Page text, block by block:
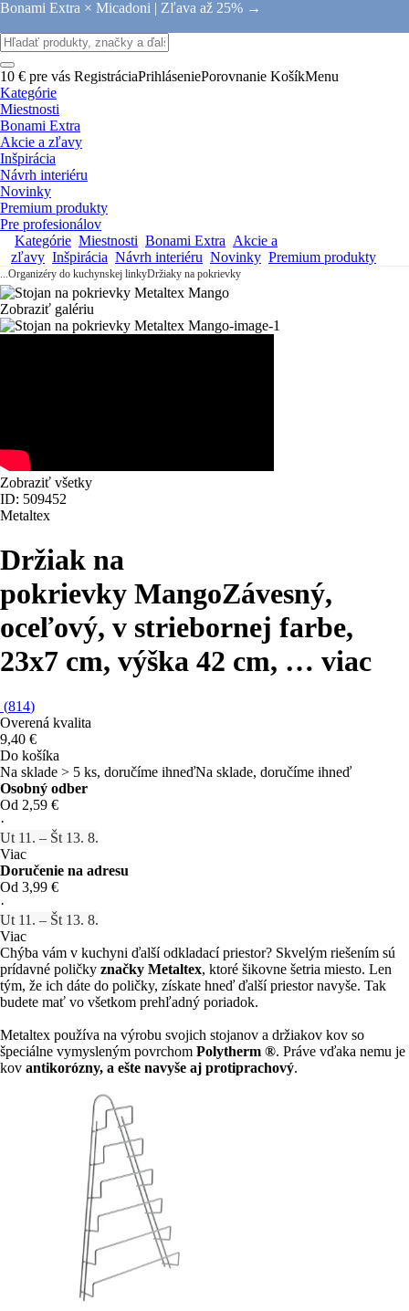
Bonami Extra × Micadoni | Zľava až 25% →
10 € pre vás RegistráciaPrihláseniePorovnanie KošíkMenu
Kategórie
Miestnosti
Bonami Extra
Akcie a zľavy
Inšpirácia
Návrh interiéru
Novinky
Premium produkty
Pre profesionálov
Kategórie Miestnosti Bonami Extra Akcie a
zľavy Inšpirácia Návrh interiéru Novinky Premium produkty
...Organizéry do kuchynskej linkyDržiaky na pokrievky
Zobraziť galériu
Zobraziť všetky
ID: 509452
Metaltex
Držiak na
pokrievky MangoZávesný,
oceľový, v striebornej farbe,
23x7 cm, výška 42 cm, … viac
(814)
Overená kvalita
9,40 €
Do košíka
Na sklade > 5 ks, doručíme ihneďNa sklade, doručíme ihneď
Osobný odber
Od 2,59 €
·
Ut 11. – Št 13. 8.
Viac
Doručenie na adresu
Od 3,99 €
·
Ut 11. – Št 13. 8.
Viac
Chýba vám v kuchyni ďalší odkladací priestor? Skvelým riešením sú
prídavné poličky značky Metaltex, ktoré šikovne šetria miesto. Len
tým, že ich dáte do poličky, získate hneď ďalší priestor navyše. Tak
budete mať vo všetkom prehľadný poriadok.
Metaltex používa na výrobu svojich stojanov a držiakov kov so
špeciálne vymysleným povrchom Polytherm ®. Práve vďaka nemu je
kov antikorózny, a ešte navyše aj protiprachový.